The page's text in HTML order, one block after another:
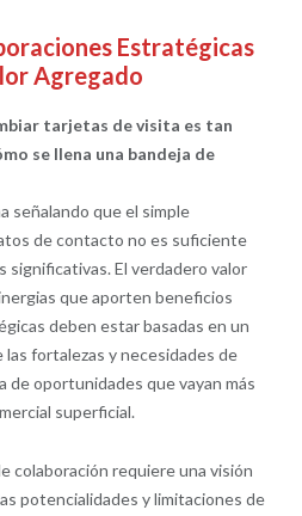
Estratégicas
Agregado
tarjetas de visita es tan
se llena una bandeja de
señalando que el simple
de contacto no es suficiente
significativas. El verdadero valor
que aporten beneficios
deben estar basadas en un
fortalezas y necesidades de
de oportunidades que vayan más
superficial.
colaboración requiere una visión
potencialidades y limitaciones de